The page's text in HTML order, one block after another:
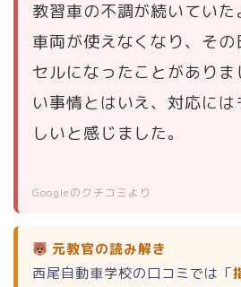
教習車の不調が続いてい
車両が使えなくなり、そ
セルになったことがあり
い事情とはいえ、対応に
しいと感じました。
Googleのクチコミより
元教官の読み解き
西尾自動車学校の口コミでは「